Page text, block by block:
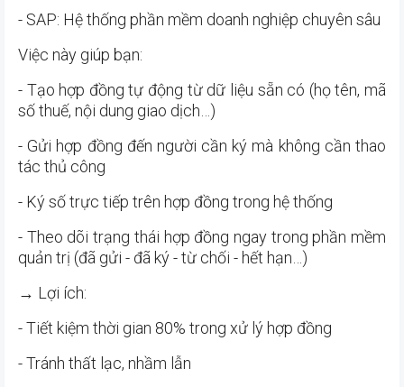
- SAP: Hệ thống phần mềm doanh nghiệp chuyên sâu
Việc này giúp bạn:
- Tạo hợp đồng tự động từ dữ liệu sẵn có (họ tên, mã
số thuế, nội dung giao dịch…)
- Gửi hợp đồng đến người cần ký mà không cần thao
tác thủ công
- Ký số trực tiếp trên hợp đồng trong hệ thống
- Theo dõi trạng thái hợp đồng ngay trong phần mềm
quản trị (đã gửi - đã ký - từ chối - hết hạn…)
→ Lợi ích:
- Tiết kiệm thời gian 80% trong xử lý hợp đồng
- Tránh thất lạc, nhầm lẫn